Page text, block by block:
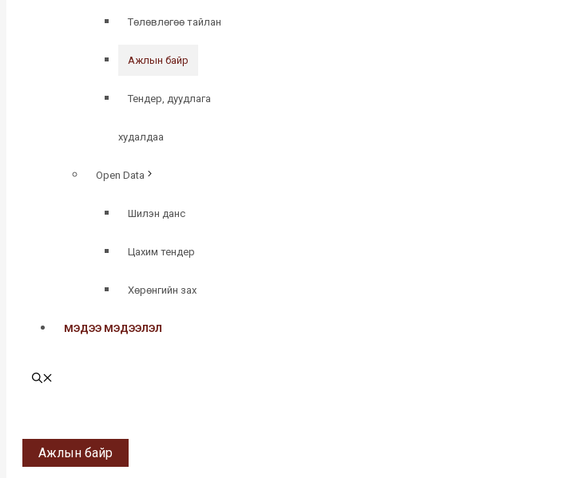
Төлөвлөгөө тайлан
Ажлын байр
Тендер, дуудлага
худалдаа
Open Data
Шилэн данс
Цахим тендер
Хөрөнгийн зах
МЭДЭЭ МЭДЭЭЛЭЛ
Ажлын байр